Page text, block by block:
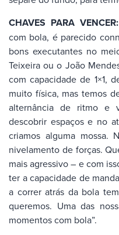
CHAVES PARA VENCER:
com bola, é parecido
bons executantes no
Teixeira ou o João
com capacidade de 1×1,
muito física, mas temos
alternância de ritmo e
descobrir espaços e no
criamos alguma mossa.
nivelamento de forças.
mais agressivo – e com
ter a capacidade de
a correr atrás da bola
queremos. Uma das
momentos com bola”.